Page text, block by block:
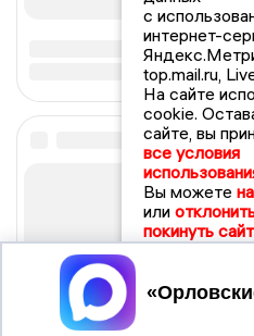
с
интернет-
top.mail.ru,
На сайте
cookie.
сайте, вы
все условия
Вы можете
или
покинуть сайт
Принять